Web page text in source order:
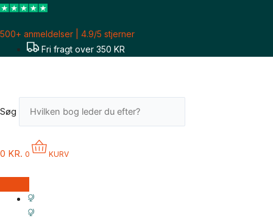
Gå
indholdet
500+ anmeldelser | 4.9/5 stjerner
Fri fragt over 350 KR
Søg
0 KR. 0 KURV